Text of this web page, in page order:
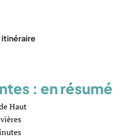
itinéraire
: en résumé
Haut